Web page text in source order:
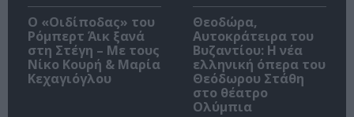
O «Οιδίποδας» του
Ρόμπερτ Άικ ξανά
στη Στέγη – Με τους
Νίκο Κουρή & Μαρία
Κεχαγιόγλου
Θεοδώρα,
Αυτοκράτειρα του
Βυζαντίου: Η νέα
ελληνική όπερα του
Θεόδωρου Στάθη
στο θέατρο
Ολύμπια